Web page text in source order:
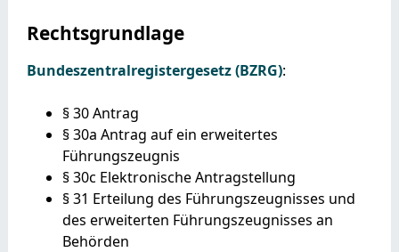
Rechtsgrundlage
Bundeszentralregistergesetz (BZRG):
§ 30 Antrag
§ 30a Antrag auf ein erweitertes
Führungszeugnis
§ 30c Elektronische Antragstellung
§ 31 Erteilung des Führungszeugnisses und
des erweiterten Führungszeugnisses an
Behörden